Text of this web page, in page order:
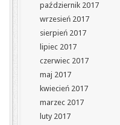
październik 2017
wrzesień 2017
sierpień 2017
lipiec 2017
czerwiec 2017
maj 2017
kwiecień 2017
marzec 2017
luty 2017